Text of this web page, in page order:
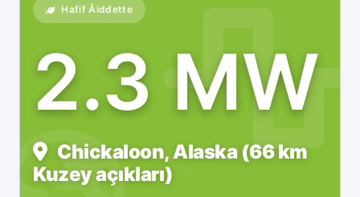
Hafif Åiddette
2.3 MW
Chickaloon, Alaska (66 km
Kuzey açıkları)